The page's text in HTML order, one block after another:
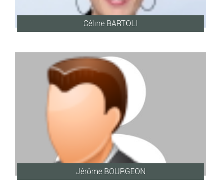
Céline BARTOLI
Jérôme BOURGEON